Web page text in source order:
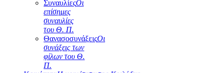
ΣυναυλίεςΟι
επίσημες
συναυλίες
του Θ. Π.
ΘανασοσυνάξειςΟι
συνάξεις των
φίλων του Θ.
Π.